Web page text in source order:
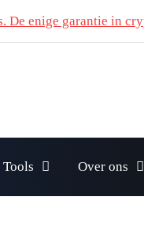
De enige garantie in
Tools Over ons